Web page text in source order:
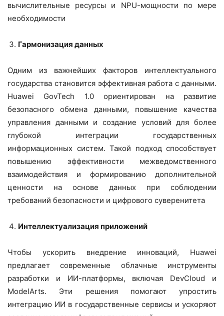
вычислительные ресурсы и NPU-мощности по мере
необходимости
Гармонизация данных
Одним из важнейших факторов интеллектуального
государства становится эффективная работа с данными.
Huawei GovTech 1.0 ориентирован на развитие
безопасного обмена данными, повышение качества
управления данными и создание условий для более
глубокой интеграции государственных
информационных систем. Такой подход способствует
повышению эффективности межведомственного
взаимодействия и формированию дополнительной
ценности на основе данных при соблюдении
требований безопасности и цифрового суверенитета
Интеллектуализация приложений
Чтобы ускорить внедрение инноваций, Huawei
предлагает современные облачные инструменты
разработки и ИИ-платформы, включая DevCloud и
ModelArts. Эти решения помогают упростить
интеграцию ИИ в государственные сервисы и ускоряют